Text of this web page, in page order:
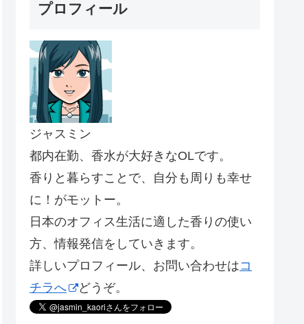
プロフィール
ジャスミン
都内在勤、香水が大好きなOLです。
香りと暮らすことで、自分も周りも幸せ
に！がモットー。
日本のオフィス生活に適した香りの使い
方、情報発信をしていきます。
詳しいプロフィール、お問い合わせはコ
チラへ
どうぞ。